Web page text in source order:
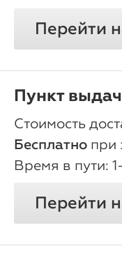
Перейти
Пункт
Бесплатно при
Перейти